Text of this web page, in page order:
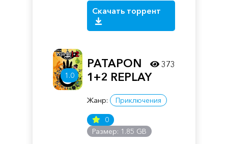
Скачать торрент
1.0
PATAPON
1+2 REPLAY
Жанр: Приключения
0
Размер: 1.85 GB
373